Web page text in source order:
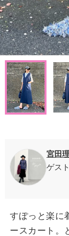
宮田
ゲスト
すぽっと楽に
ースカート。